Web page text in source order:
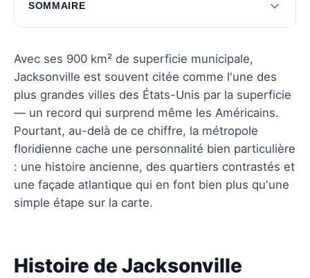
SOMMAIRE
Histoire de Jacksonville
Géographie et climat
Culture et attractions
Économie locale
Vie quotidienne à Jacksonville
Questions fréquentes
Avec ses 900 km² de superficie municipale,
Jacksonville est souvent citée comme l'une des
plus grandes villes des États-Unis par la superficie
— un record qui surprend même les Américains.
Pourtant, au-delà de ce chiffre, la métropole
floridienne cache une personnalité bien particulière
: une histoire ancienne, des quartiers contrastés et
une façade atlantique qui en font bien plus qu'une
simple étape sur la carte.
Histoire de Jacksonville